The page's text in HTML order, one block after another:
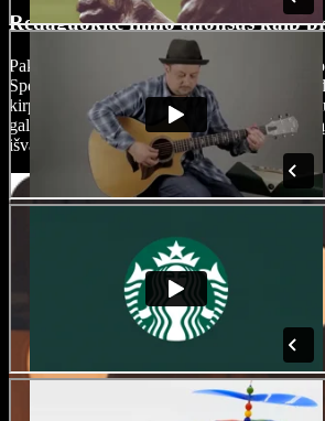
Redaguokite filmo anonsus kaip
Pakelkite savo filmo anonsų redagavimą į
Speechify Studio įrankiais. Nuo anonso
kirpimų iki pažangių perėjimų – Speechify
galimybę nušlifuoti turinį ir išlaikyti
išvaizdą.